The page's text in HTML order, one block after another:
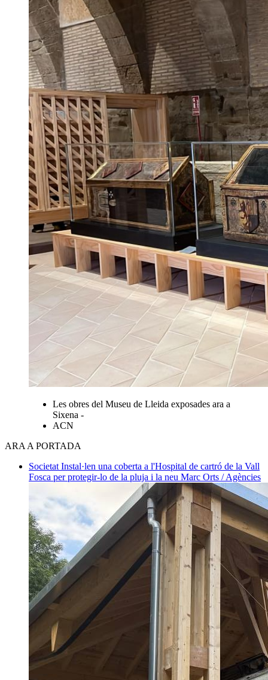
Les obres del Museu de Lleida exposades ara a
Sixena -
ACN
ARA A PORTADA
Societat Instal·len una coberta a l'Hospital de cartró de la Vall
Fosca per protegir-lo de la pluja i la neu Marc Orts / Agències